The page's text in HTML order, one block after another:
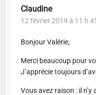
Claudine
12 février 2019 à 11 h
Bonjour Valérie,
Merci beaucoup pour
J’apprécie toujours
Vous avez raison : il n’y